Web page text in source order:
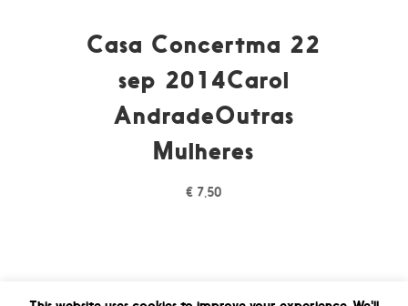
Casa Concertma 22
sep 2014Carol
AndradeOutras
Mulheres
€ 7,50